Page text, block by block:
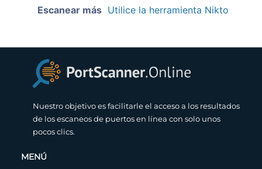
Escanear más Utilice la herramienta Nikto
Nuestro objetivo es facilitarle el acceso a los resultados
de los escaneos de puertos en línea con solo unos
pocos clics.
MENÚ